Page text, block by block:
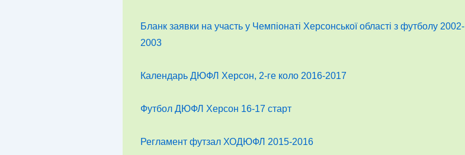
Бланк заявки на участь у Чемпіонаті Херсонської області з футболу 2002-
2003
Календарь ДЮФЛ Херсон, 2-ге коло 2016-2017
Футбол ДЮФЛ Херсон 16-17 старт
Регламент футзал ХОДЮФЛ 2015-2016